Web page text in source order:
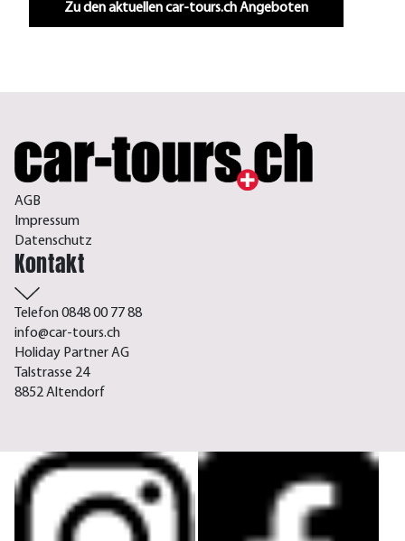
Zu den aktuellen car-tours.ch Angeboten
AGB
Impressum
Datenschutz
Kontakt
Telefon 0848 00 77 88
info@car-tours.ch
Holiday Partner AG
Talstrasse 24
8852 Altendorf